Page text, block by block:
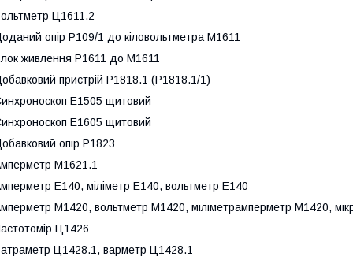
Ц1611.2
опір Р109/1 до кіловольтметра М1611
живлення Р1611 до М1611
пристрій Р1818.1 (Р1818.1/1)
Е1505 щитовий
Е1605 щитовий
опір Р1823
М1621.1
Е140, міліметр Е140, вольтметр Е140
М1420, вольтметр М1420, міліметрамперметр М1420,
Ц1426
Ц1428.1, варметр Ц1428.1